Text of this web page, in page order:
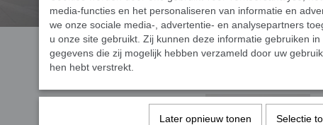
raambord is te
standaardtekst is
standaard levertijd
met dubbelzijdig
media-functies en het personaliseren van informatie en
we onze sociale media-, advertentie- en analysepartners
u onze site gebruikt. Zij kunnen deze informatie gebruiken
gegevens die zij mogelijk hebben verzameld door uw
hen hebt verstrekt.
Later opnieuw tonen Selectie